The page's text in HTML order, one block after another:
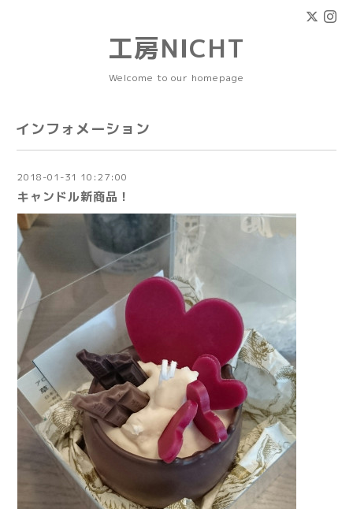
工房NICHT
Welcome to our homepage
インフォメーション
2018-01-31 10:27:00
キャンドル新商品！